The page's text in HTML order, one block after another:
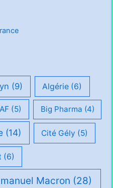
(9) Algérie (6)
(5) Big Pharma (4)
(14) Cité Gély (5)
(6)
Macron (28)